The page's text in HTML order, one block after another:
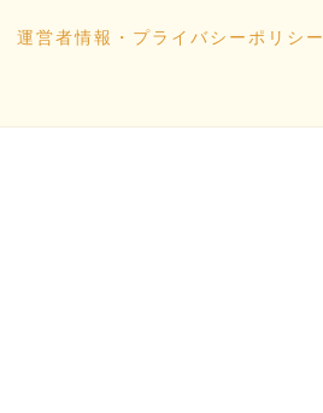
運営者情報・プライバシーポリシー